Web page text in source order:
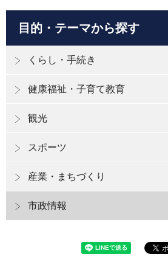
目的・テーマから探す
くらし・手続き
健康福祉・子育て教育
観光
スポーツ
産業・まちづくり
市政情報